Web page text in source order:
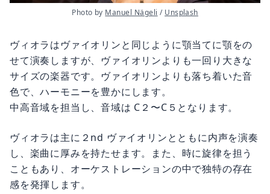
Photo by Manuel Nägeli / Unsplash
ヴィオラはヴァイオリンと同じように顎当てに顎をの
せて演奏しますが、ヴァイオリンよりも一回り大きな
サイズの楽器です。ヴァイオリンよりも落ち着いた音
色で、ハーモニーを豊かにします。
中高音域を担当し、音域は C２〜C５となります。
ヴィオラは主に２nd ヴァイオリンとともに内声を演奏
し、楽曲に厚みを持たせます。また、時に旋律を担う
こともあり、オーケストレーションの中で独特の存在
感を発揮します。